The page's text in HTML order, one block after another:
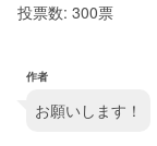
投票数: 300票
作者
お願いします！